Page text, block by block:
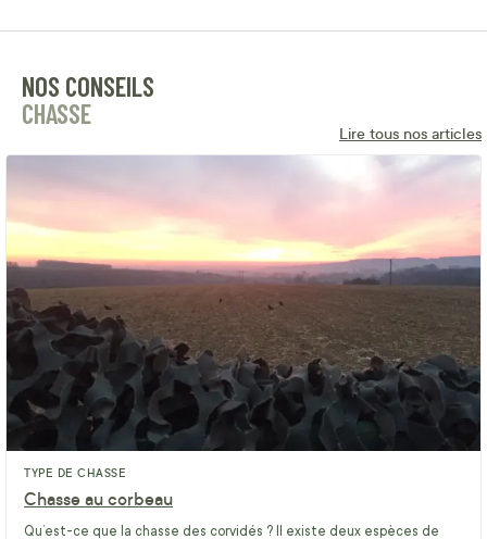
NOS CONSEILS
CHASSE
Lire tous nos articles
TYPE DE CHASSE
Chasse au corbeau
Qu’est-ce que la chasse des corvidés ? Il existe deux espèces de